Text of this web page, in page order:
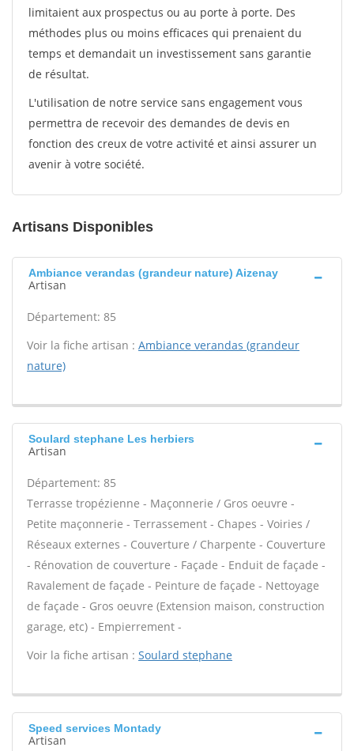
limitaient aux prospectus ou au porte à porte. Des
méthodes plus ou moins efficaces qui prenaient du
temps et demandait un investissement sans garantie
de résultat.
L'utilisation de notre service sans engagement vous
permettra de recevoir des demandes de devis en
fonction des creux de votre activité et ainsi assurer un
avenir à votre société.
Artisans Disponibles
Ambiance verandas (grandeur nature) Aizenay
Artisan
Département: 85
Voir la fiche artisan : Ambiance verandas (grandeur
nature)
Soulard stephane Les herbiers
Artisan
Département: 85
Terrasse tropézienne - Maçonnerie / Gros oeuvre -
Petite maçonnerie - Terrassement - Chapes - Voiries /
Réseaux externes - Couverture / Charpente - Couverture
- Rénovation de couverture - Façade - Enduit de façade -
Ravalement de façade - Peinture de façade - Nettoyage
de façade - Gros oeuvre (Extension maison, construction
garage, etc) - Empierrement -
Voir la fiche artisan : Soulard stephane
Speed services Montady
Artisan